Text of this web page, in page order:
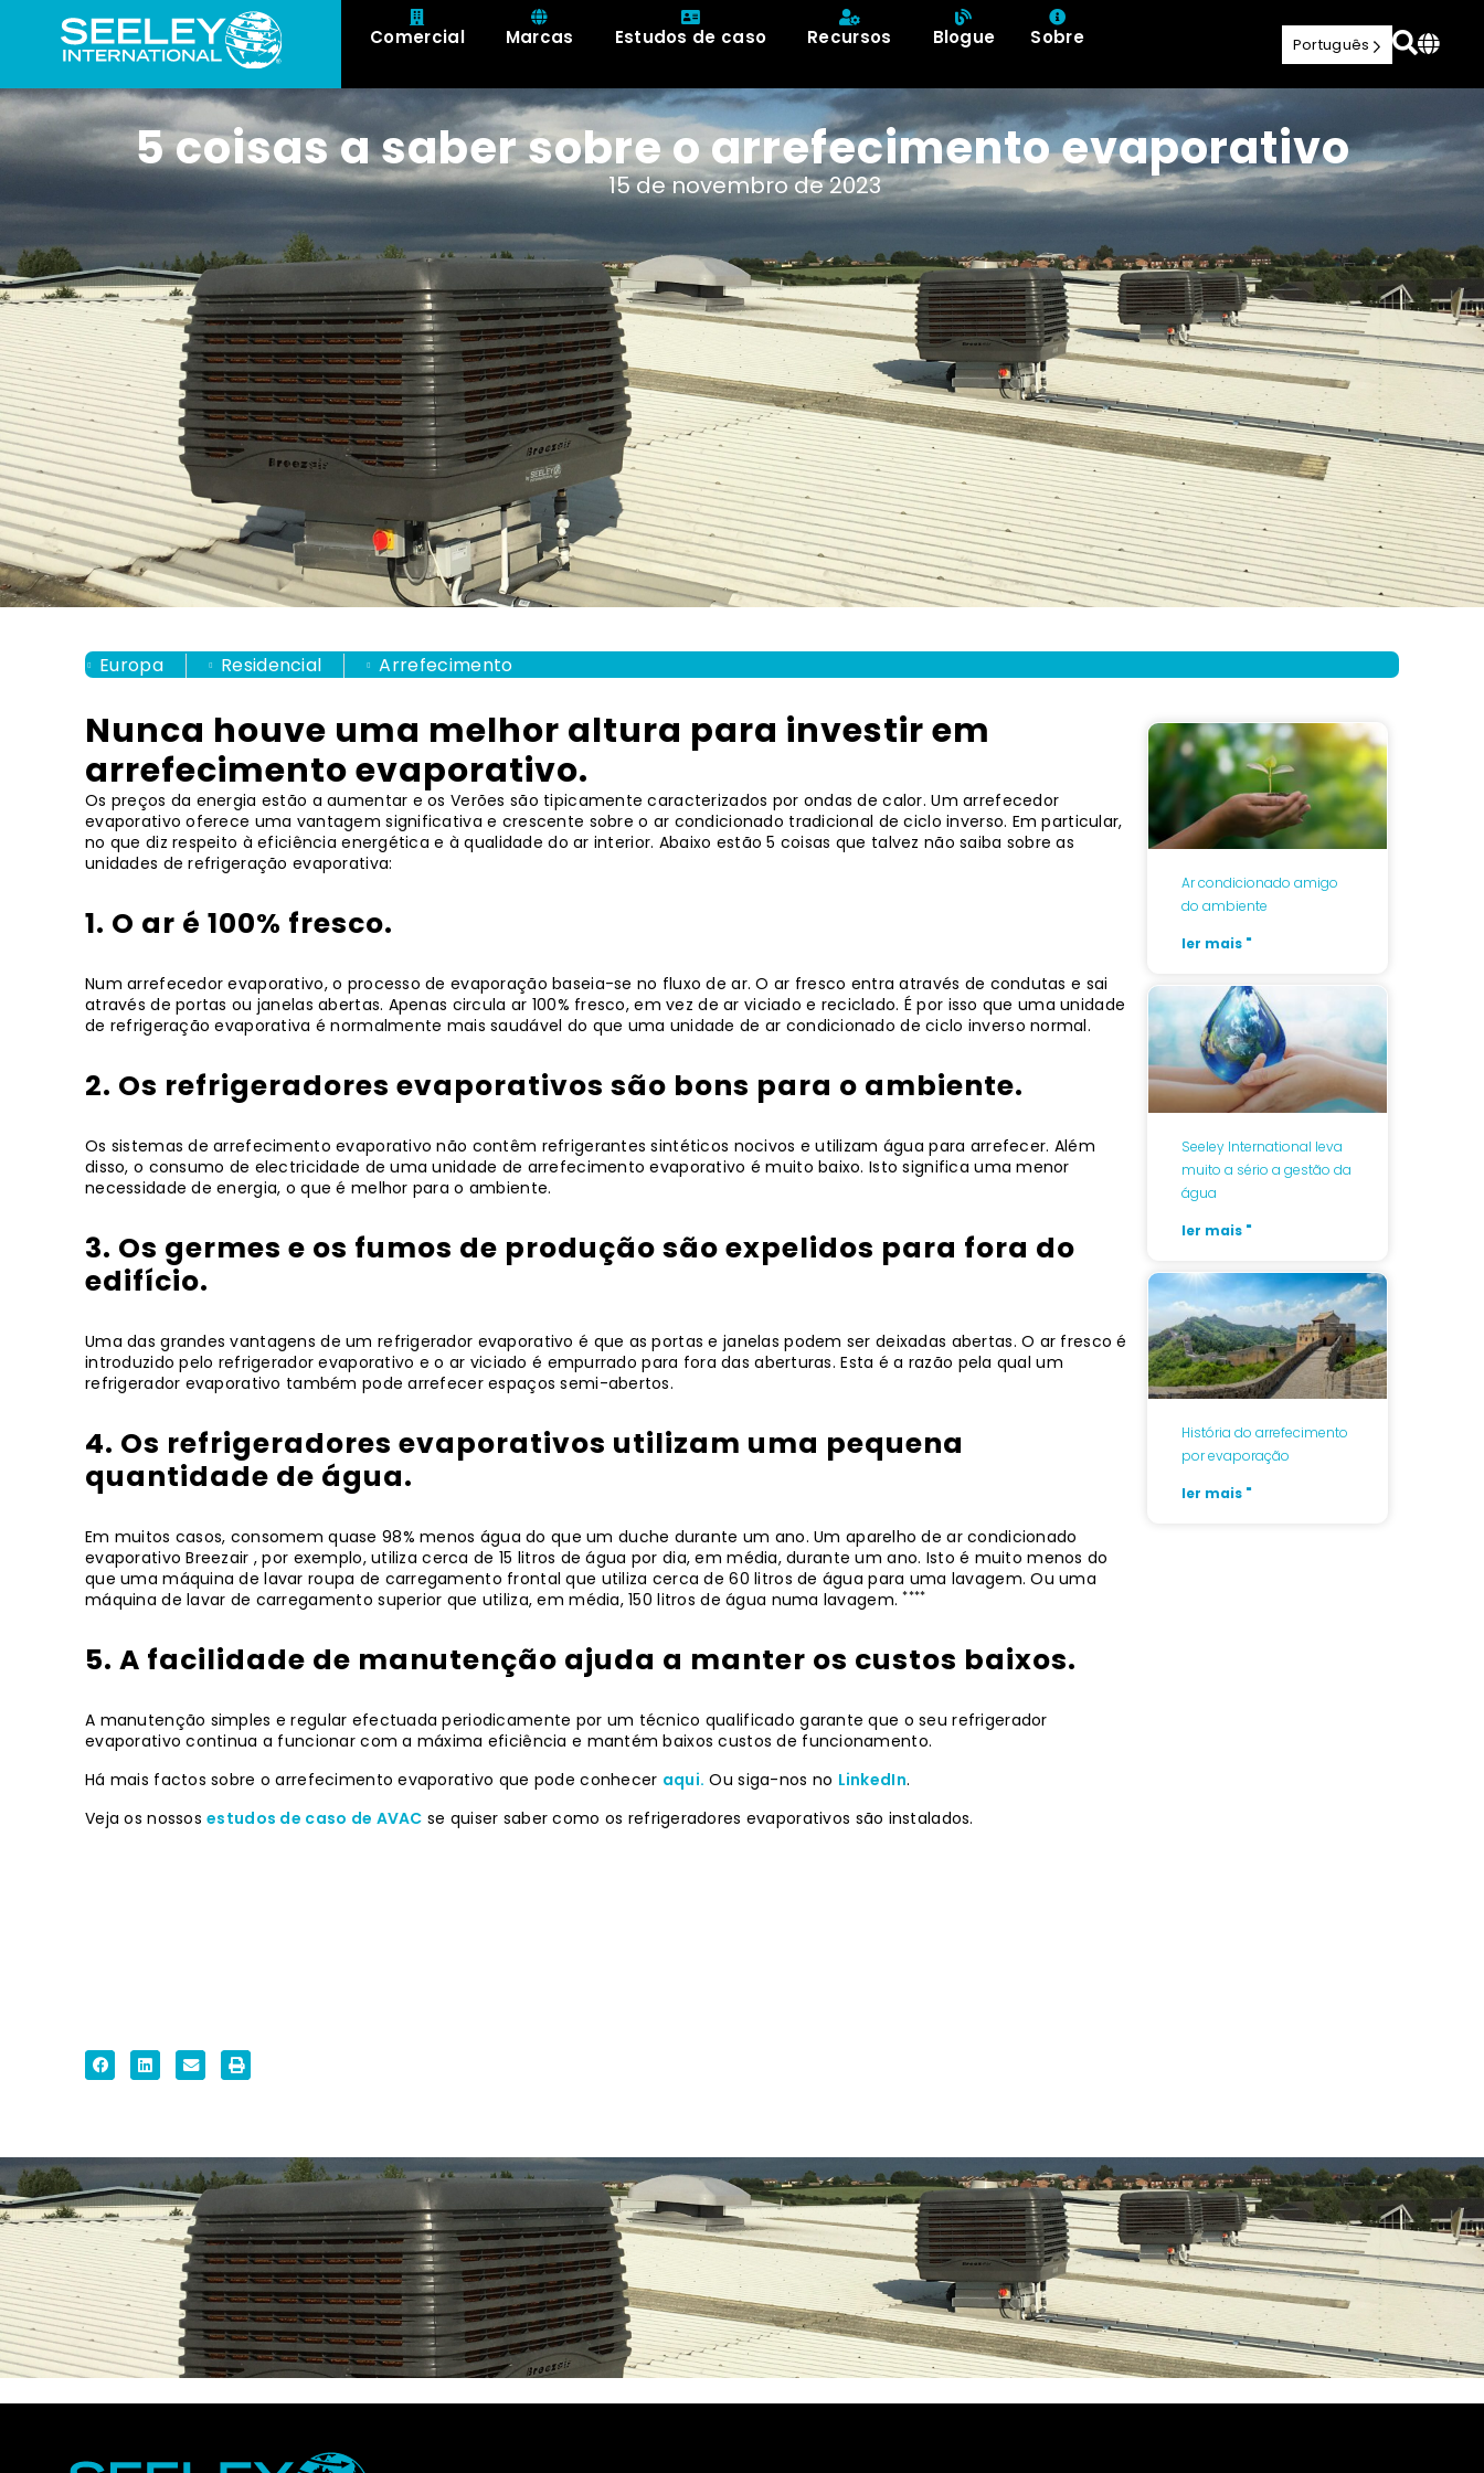
Comercial Marcas Estudos de caso Recursos Blogue Sobre Português
5 coisas a saber sobre o arrefecimento evaporativo
15 de novembro de 2023
Europa Residencial Arrefecimento
Nunca houve uma melhor altura para investir em
arrefecimento evaporativo.
Os preços da energia estão a aumentar e os Verões são tipicamente caracterizados por ondas de calor. Um arrefecedor
evaporativo oferece uma vantagem significativa e crescente sobre o ar condicionado tradicional de ciclo inverso. Em particular,
no que diz respeito à eficiência energética e à qualidade do ar interior. Abaixo estão 5 coisas que talvez não saiba sobre as
unidades de refrigeração evaporativa:
1. O ar é 100% fresco.
Num arrefecedor evaporativo, o processo de evaporação baseia-se no fluxo de ar. O ar fresco entra através de condutas e sai
através de portas ou janelas abertas. Apenas circula ar 100% fresco, em vez de ar viciado e reciclado. É por isso que uma unidade
de refrigeração evaporativa é normalmente mais saudável do que uma unidade de ar condicionado de ciclo inverso normal.
2. Os refrigeradores evaporativos são bons para o ambiente.
Os sistemas de arrefecimento evaporativo não contêm refrigerantes sintéticos nocivos e utilizam água para arrefecer. Além
disso, o consumo de electricidade de uma unidade de arrefecimento evaporativo é muito baixo. Isto significa uma menor
necessidade de energia, o que é melhor para o ambiente.
3. Os germes e os fumos de produção são expelidos para fora do
edifício.
Uma das grandes vantagens de um refrigerador evaporativo é que as portas e janelas podem ser deixadas abertas. O ar fresco é
introduzido pelo refrigerador evaporativo e o ar viciado é empurrado para fora das aberturas. Esta é a razão pela qual um
refrigerador evaporativo também pode arrefecer espaços semi-abertos.
4. Os refrigeradores evaporativos utilizam uma pequena
quantidade de água.
Em muitos casos, consomem quase 98% menos água do que um duche durante um ano. Um aparelho de ar condicionado
evaporativo Breezair , por exemplo, utiliza cerca de 15 litros de água por dia, em média, durante um ano. Isto é muito menos do
que uma máquina de lavar roupa de carregamento frontal que utiliza cerca de 60 litros de água para uma lavagem. Ou uma
máquina de lavar de carregamento superior que utiliza, em média, 150 litros de água numa lavagem.****
5. A facilidade de manutenção ajuda a manter os custos baixos.
A manutenção simples e regular efectuada periodicamente por um técnico qualificado garante que o seu refrigerador
evaporativo continua a funcionar com a máxima eficiência e mantém baixos custos de funcionamento.
Há mais factos sobre o arrefecimento evaporativo que pode conhecer aqui. Ou siga-nos no LinkedIn.
Veja os nossosestudos de caso de AVAC se quiser saber como os refrigeradores evaporativos são instalados.
Ar condicionado amigo
do ambiente
ler mais "
Seeley International leva
muito a sério a gestão da
água
ler mais "
História do arrefecimento
por evaporação
ler mais "